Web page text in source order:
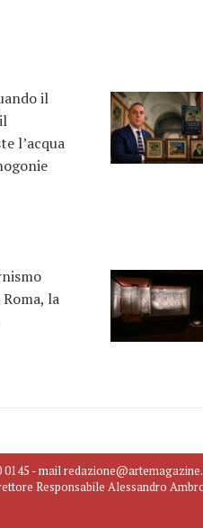
il
l’acqua
la
- mail
Responsabile Alessandro